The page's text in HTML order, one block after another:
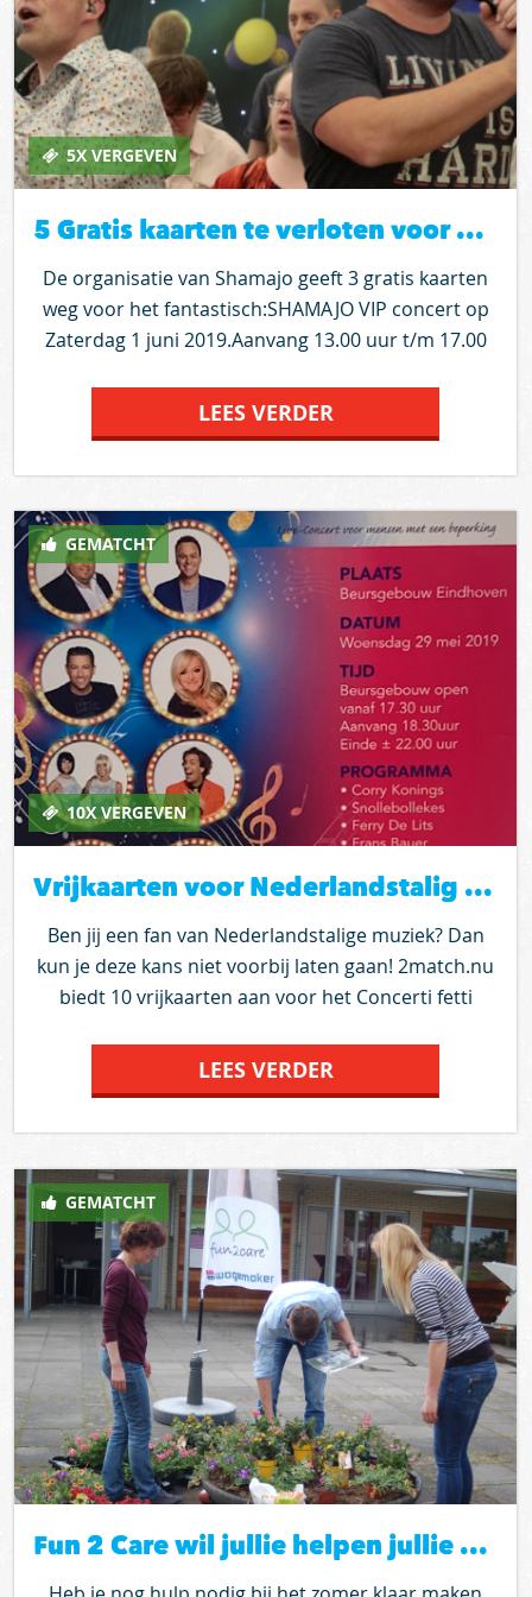
5X VERGEVEN
5 Gratis kaarten te verloten voor VIP concert Shamajo op 1 juni
De organisatie van Shamajo geeft 3 gratis kaarten
weg voor het fantastisch:SHAMAJO VIP concert op
Zaterdag 1 juni 2019.Aanvang 13.00 uur t/m 17.00
gasten zoals Frans Duijts, Quido de Graaf, Danny
Smoorenburg, Alex etc.Op locatie de Kindertuin,
concert gaan, maar helaas zijn zij niet in de
gelegenheid, vandaar dat Frank hun 2 kaartjes heeft
aangeboden aan 2match.nu. We verloten de
kaarten onder diegene die reageren, je kunt vragen
naar 1, 2 of 3 kaarten en geef aan waarom juist jij
deze kaarten zou moeten winnen. Dus ben er snel
bij, zodat je mee kunt loten.
LEES VERDER
GEMATCHT
10X VERGEVEN
Vrijkaarten voor Nederlandstalig muziekfeest Concerti fetti op 29 mei
Ben jij een fan van Nederlandstalige muziek? Dan
kun je deze kans niet voorbij laten gaan! 2match.nu
biedt 10 vrijkaarten aan voor het Concerti fetti
Eindhoven. Start: 18.30 uur, einde 22 uur. Op het
programma staan o.a. Corry Konings,
dan in je reactie weten waarom juist jij deze kaarten
moet winnen. Door middel van loting zullen wij een
keuze maken. Heb jij niemand om met je mee te
gaan, dan kun je een vrijwilliger aanvragen via
2match.nu.
LEES VERDER
GEMATCHT
Fun 2 Care wil jullie helpen jullie tuin zomerklaar te maken.